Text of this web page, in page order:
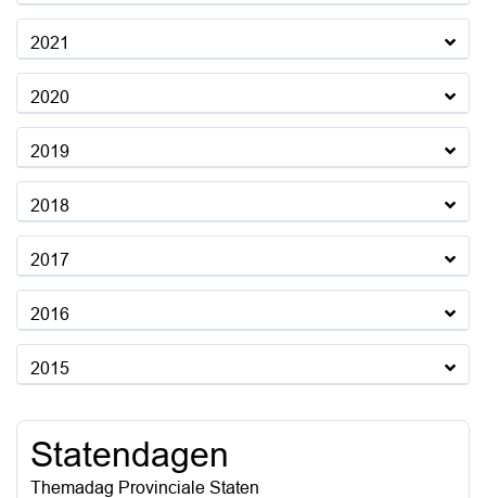
2021
2020
2019
2018
2017
2016
2015
Statendagen
Themadag Provinciale Staten